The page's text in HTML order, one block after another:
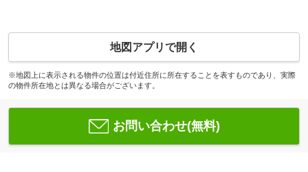
地図アプリで開く
※地図上に表示される物件の位置は付近住所に所在することを表すものであり、実際
の物件所在地とは異なる場合がございます。
お問い合わせ(無料)